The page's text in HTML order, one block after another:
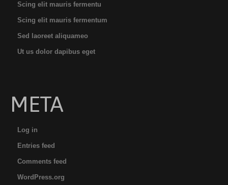
Scing elit mauris fermentu
Scing elit mauris fermentum
Sed laoreet aliquameo
Ut us dolor dapibus eget
META
Log in
Entries feed
Comments feed
WordPress.org